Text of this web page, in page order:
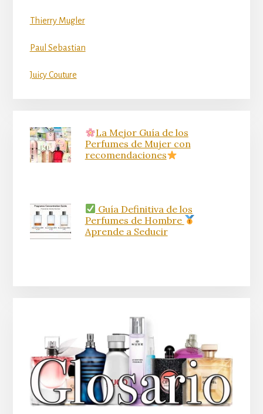
Thierry Mugler
Paul Sebastian
Juicy Couture
La Mejor Guía de los
Perfumes de Mujer con
recomendaciones
Guía Definitiva de los
Perfumes de Hombre
Aprende a Seducir